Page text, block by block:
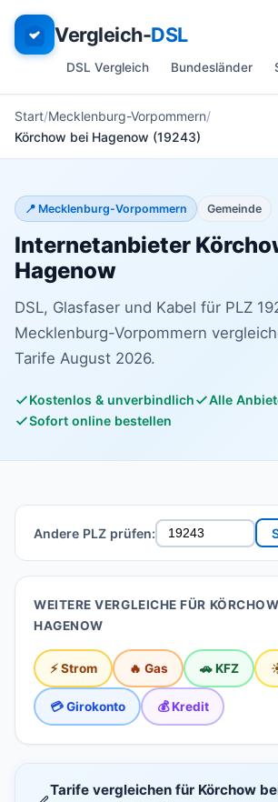
Vergleich-DSL
DSL Vergleich Bundesländer
Start Mecklenburg-Vorpommern
Körchow bei Hagenow (19243)
📍 Mecklenburg-Vorpommern Gemeinde
Internetanbieter
Hagenow
DSL, Glasfaser und Kabel für PLZ
Mecklenburg-Vorpommern
Tarife August 2026.
Kostenlos & unverbindlich
Alle
Sofort online bestellen
Andere PLZ prüfen:
WEITERE VERGLEICHE FÜR
HAGENOW
⚡ Strom 🔥 Gas 🚗 KFZ
💳 Girokonto 💰 Kredit
Tarife vergleichen für Körchow